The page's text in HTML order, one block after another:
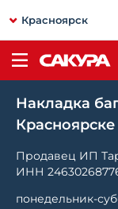
Красноярск
Накладка
Продавец ИП
ИНН
понедельник-